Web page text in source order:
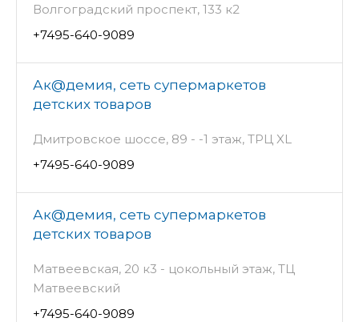
Волгоградский проспект, 133 к2
+7495-640-9089
Ак@демия, сеть супермаркетов
детских товаров
Дмитровское шоссе, 89 - -1 этаж, ТРЦ XL
+7495-640-9089
Ак@демия, сеть супермаркетов
детских товаров
Матвеевская, 20 к3 - цокольный этаж, ТЦ
Матвеевский
+7495-640-9089